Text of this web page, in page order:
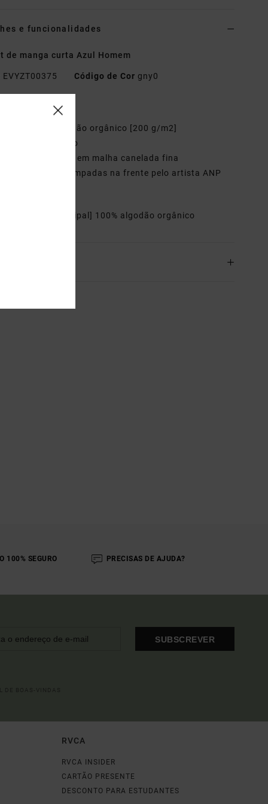
e funcionalidades
de manga curta Azul Homem
EVYZT00375 Código de Cor gny0
100% algodão orgânico [200 g/m2]
descontraído
gola redonda em malha canelada fina
artes estampadas na frente pelo artista ANP
[Tecido principal] 100% algodão orgânico
100% SEGURO PRECISAS DE AJUDA?
SUBSCREVER
RVCA
RVCA INSIDER
CARTÃO PRESENTE
DESCONTO PARA ESTUDANTES